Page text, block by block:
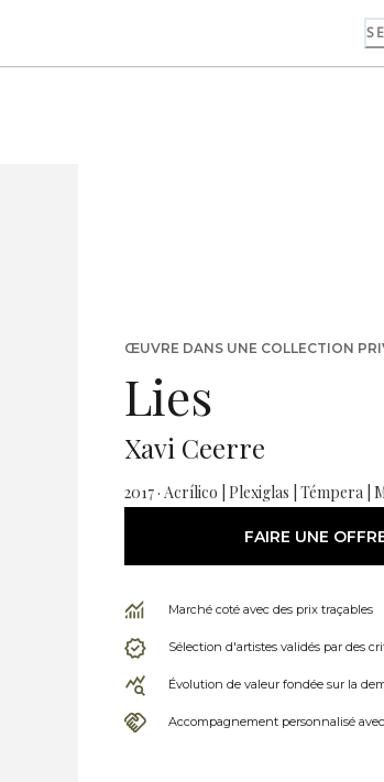
ŒUVRE DANS UNE COLLECTION
Lies
Xavi Ceerre
2017 · Acrílico | Plexiglas | Témpera |
FAIRE UNE
Marché coté avec des prix traçables
Sélection d'artistes validés par des
Évolution de valeur fondée sur la
Accompagnement personnalisé